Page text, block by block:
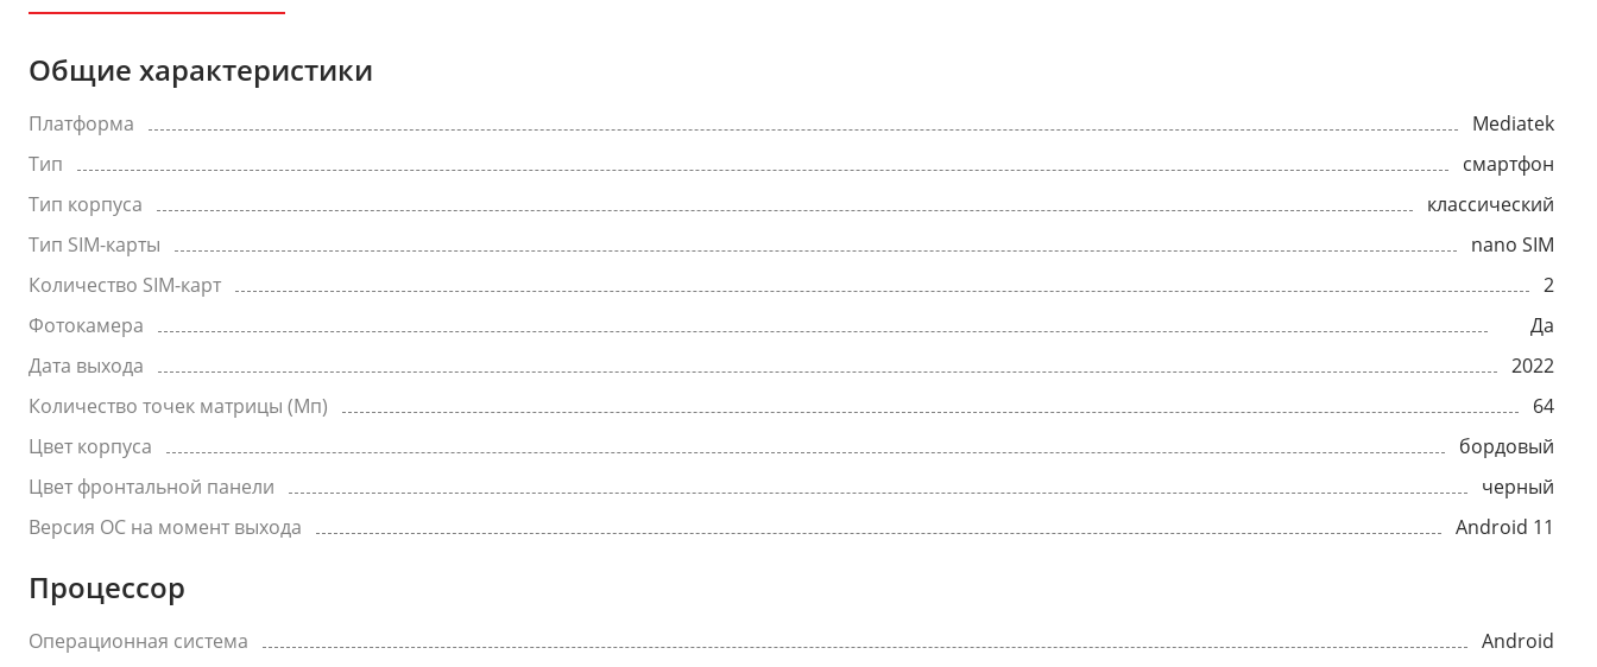
Общие характеристики
Платформа
Mediatek
Тип
смартфон
Тип корпуса
классический
Тип SIM-карты
nano SIM
Количество SIM-карт
2
Фотокамера
Да
Дата выхода
2022
Количество точек матрицы (Мп)
64
Цвет корпуса
бордовый
Цвет фронтальной панели
черный
Версия ОС на момент выхода
Android 11
Процессор
Операционная система
Android